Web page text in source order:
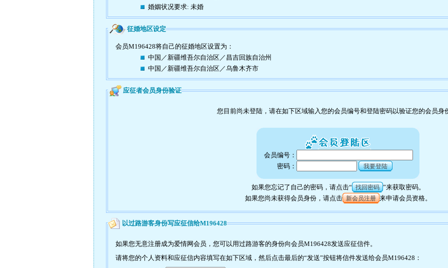
婚姻状况要求: 未婚
征婚地区设定
会员M196428将自己的征婚地区设置为：
中国／新疆维吾尔自治区／昌吉回族自治州
中国／新疆维吾尔自治区／乌鲁木齐市
应征者会员身份验证
您目前尚未登陆，请在如下区域输入您的会员编号和登陆密码以验证您的会员身
会员编号：
密码：
我要登陆
如果您忘记了自己的密码，请点击“ 找回密码 ”来获取密码。
如果您尚未获得会员身份，请点击 新会员注册 来申请会员资格。
以过路游客身份写应征信给M196428
如果您无意注册成为爱情网会员，您可以用过路游客的身份向会员M196428发送应征信件。
请将您的个人资料和应征信内容填写在如下区域，然后点击最后的“发送”按钮将信件发送给会员M196428：